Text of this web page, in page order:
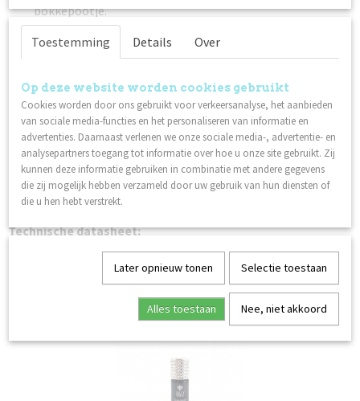
bokkepootje.
Maak de nagelplaat schoon met Scrub. Zorg ervoor dat je
de nagelplaat na deze stap niet aanraakt.
minuten drogen.
Breng een dunne laag Lilli Nails Nagellak naar keuze aan.
Laat 2 - 3 minuten drogen. Herhaal deze stap nog een
keer voor het beste resultaat.
Werk af met een dunne laag Nagellak Top Coat. Laat 1
minuut drogen. Een extra laag topcoat zorgt voor een
betere houdbaarheid.
Technische datasheet:
Toestemming Details Over
Op deze website worden cookies gebruikt
Cookies worden door ons gebruikt voor verkeersanalyse, het aanbieden
van sociale media-functies en het personaliseren van informatie en
advertenties. Daarnaast verlenen we onze sociale media-, advertentie- en
analysepartners toegang tot informatie over hoe u onze site gebruikt. Zij
kunnen deze informatie gebruiken in combinatie met andere gegevens
die zij mogelijk hebben verzameld door uw gebruik van hun diensten of
die u hen hebt verstrekt.
Later opnieuw tonen Selectie toestaan
Alles toestaan Nee, niet akkoord